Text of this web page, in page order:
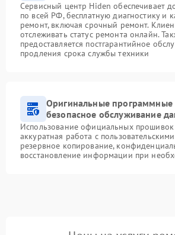
Сервисный центр Hiden обеспечивает
по всей РФ, бесплатную диагностику и
ремонт, включая срочный ремонт.
отслеживать статус ремонта онлайн.
предоставляется постгарантийное
продления срока службы техники
Оригинальные программные
безопасное обслуживание
Использование официальных
аккуратная работа с
резервное копирование,
восстановление информации при